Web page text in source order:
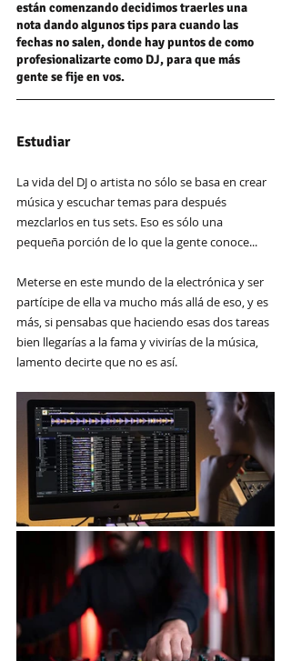
están comenzando decidimos traerles una
nota dando algunos tips para cuando las
fechas no salen, donde hay puntos de como
profesionalizarte como DJ, para que más
gente se fije en vos.
Estudiar
La vida del DJ o artista no sólo se basa en crear
música y escuchar temas para después
mezclarlos en tus sets. Eso es sólo una
pequeña porción de lo que la gente conoce...
Meterse en este mundo de la electrónica y ser
partícipe de ella va mucho más allá de eso, y es
más, si pensabas que haciendo esas dos tareas
bien llegarías a la fama y vivirías de la música,
lamento decirte que no es así.